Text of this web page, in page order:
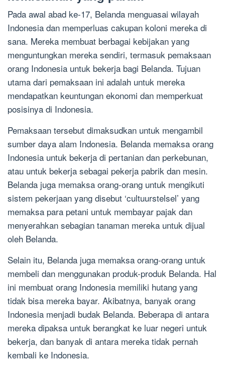
Pada awal abad ke-17, Belanda menguasai wilayah
Indonesia dan memperluas cakupan koloni mereka di
sana. Mereka membuat berbagai kebijakan yang
menguntungkan mereka sendiri, termasuk pemaksaan
orang Indonesia untuk bekerja bagi Belanda. Tujuan
utama dari pemaksaan ini adalah untuk mereka
mendapatkan keuntungan ekonomi dan memperkuat
posisinya di Indonesia.
Pemaksaan tersebut dimaksudkan untuk mengambil
sumber daya alam Indonesia. Belanda memaksa orang
Indonesia untuk bekerja di pertanian dan perkebunan,
atau untuk bekerja sebagai pekerja pabrik dan mesin.
Belanda juga memaksa orang-orang untuk mengikuti
sistem pekerjaan yang disebut ‘cultuurstelsel’ yang
memaksa para petani untuk membayar pajak dan
menyerahkan sebagian tanaman mereka untuk dijual
oleh Belanda.
Selain itu, Belanda juga memaksa orang-orang untuk
membeli dan menggunakan produk-produk Belanda. Hal
ini membuat orang Indonesia memiliki hutang yang
tidak bisa mereka bayar. Akibatnya, banyak orang
Indonesia menjadi budak Belanda. Beberapa di antara
mereka dipaksa untuk berangkat ke luar negeri untuk
bekerja, dan banyak di antara mereka tidak pernah
kembali ke Indonesia.